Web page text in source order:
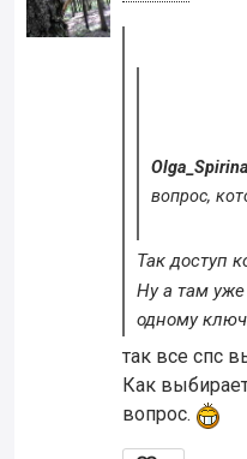
Olga_Spirina
вопрос,
Так доступ
Ну а там
одному
так все спс
Как
вопрос.